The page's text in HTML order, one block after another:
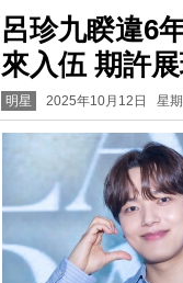
呂珍九睽違6
來入伍 期許
明星 2025年10月12日 星